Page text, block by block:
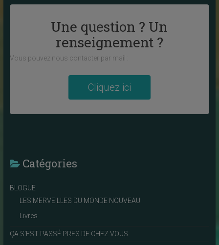
Une question ? Un
renseignement ?
Vous pouvez nous contacter par mail :
Cliquez ici
Catégories
BLOGUE
LES MERVEILLES DU MONDE NOUVEAU
Livres
ÇA S'EST PASSÉ PRES DE CHEZ VOUS